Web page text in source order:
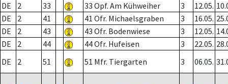
DE
2 33 33 Opf. Am Kühweiher 3 12.05.
DE
2 41 41 Ofr. Michaelsgraben 3 16.05.
DE
2 43 43 Ofr. Bodenwiese 3 12.05.
DE
2 44 44 Ofr. Hufeisen 3 22.05.
DE
2 51 51 Mfr. Tiergarten 3 06.05.